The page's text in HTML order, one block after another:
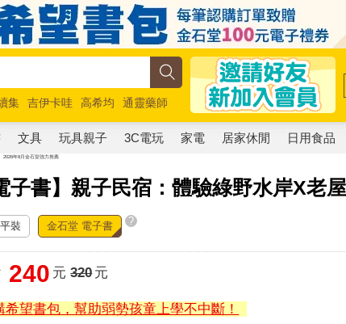
集 吉伊卡哇 高希均
通靈藥師
5 超慢跑
文具 玩具親子 3C電玩 家電 居家休閒 日用食品
子書】親子民宿：體驗綠野水岸X老
裝 金石堂 電子書 ?
240 元 320元
希望書包，幫助弱勢孩童上學不中斷！